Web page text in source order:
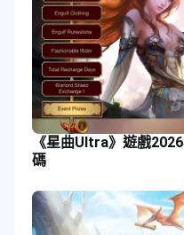
《星曲Ultra》遊戲
碼